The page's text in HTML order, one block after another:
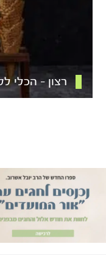
רצון – הכלי